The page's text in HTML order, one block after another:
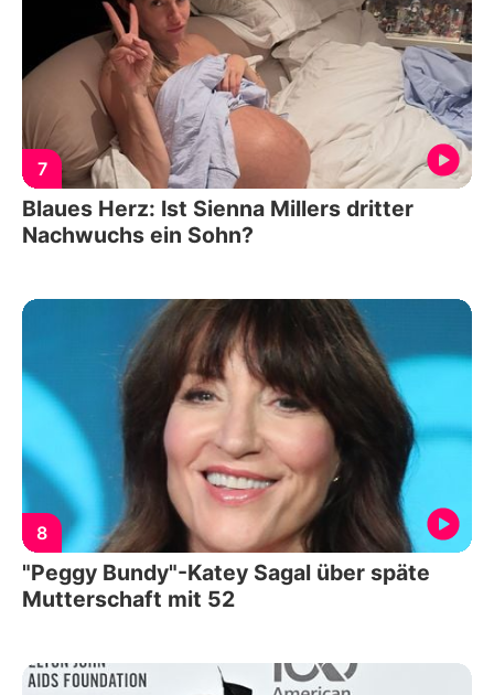
7
Blaues Herz: Ist Sienna Millers dritter
Nachwuchs ein Sohn?
8
"Peggy Bundy"-Katey Sagal über späte
Mutterschaft mit 52